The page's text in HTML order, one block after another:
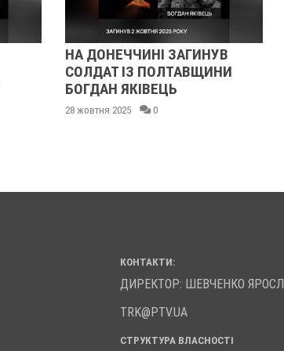
НА ДОНЕЧЧИНІ ЗАГИНУВ
СОЛДАТ ІЗ ПОЛТАВЩИНИ
БОГДАН ЯКІВЕЦЬ
28 жовтня 2025 0
КОНТАКТИ:
ДИРЕКТОР: ШЕВЧЕНКО
TRK@PTV.UA
СТРУКТУРА ВЛАСНОСТІ